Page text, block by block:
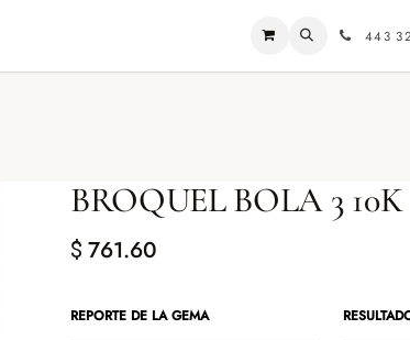
443
BROQUEL BOLA 3 10K
$ 761.60
REPORTE DE LA GEMA